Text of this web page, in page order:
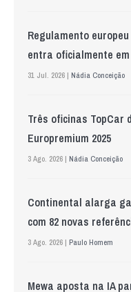
Regulamento
entra oficialmente
31 Jul. 2026 | Nádia Conceição
Três oficinas TopCar
Europremium 2025
3 Ago. 2026 | Nádia Conceição
Continental alarga
com 82 novas
3 Ago. 2026 | Paulo Homem
Mewa aposta na IA